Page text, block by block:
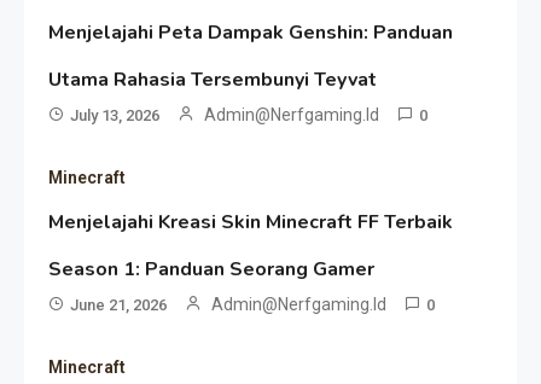
Menjelajahi Peta Dampak Genshin: Panduan
Utama Rahasia Tersembunyi Teyvat
July 13, 2026 Admin@nerfgaming.id 0
Minecraft
Menjelajahi Kreasi Skin Minecraft FF Terbaik
Season 1: Panduan Seorang Gamer
June 21, 2026 Admin@nerfgaming.id 0
Minecraft